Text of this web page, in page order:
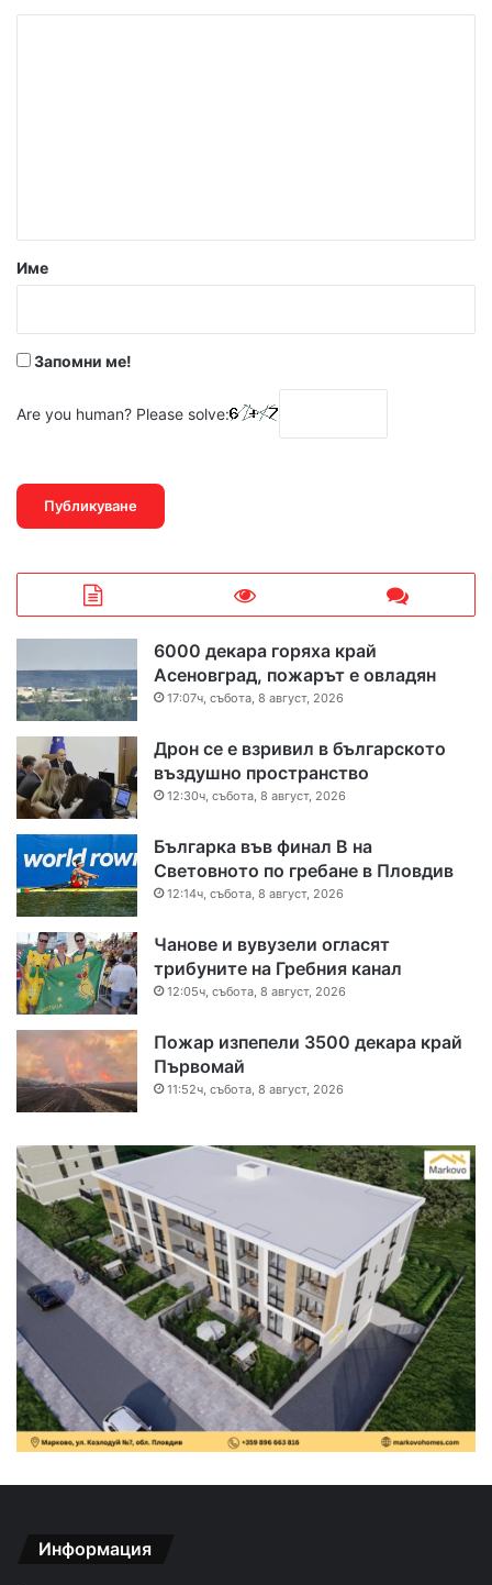
р
Име
Запомни ме!
Are you human? Please solve:
6000 декара горяха край
Асеновград, пожарът е овладян
17:07ч, събота, 8 август, 2026
Дрон се е взривил в българското
въздушно пространство
12:30ч, събота, 8 август, 2026
Българка във финал B на
Световното по гребане в Пловдив
12:14ч, събота, 8 август, 2026
Чанове и вувузели огласят
трибуните на Гребния канал
12:05ч, събота, 8 август, 2026
Пожар изпепели 3500 декара край
Първомай
11:52ч, събота, 8 август, 2026
Информация